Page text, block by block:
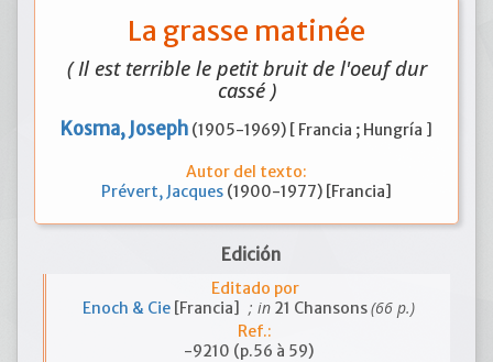
La grasse matinée
( Il est terrible le petit bruit de l'oeuf dur
cassé )
Kosma, Joseph (1905-1969) [ Francia ; Hungría ]
Autor del texto:
Prévert, Jacques (1900-1977) [Francia]
Edición
Editado por
Enoch & Cie [Francia] ; in21 Chansons(66 p.)
Ref.:
-9210 (p.56 à 59)